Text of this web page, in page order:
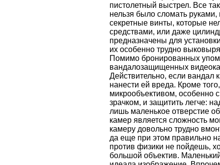
пистолетный выстрел. Все
нельзя было сломать
секретные винты, которые
средствами, или даже
предназначены для
их особенно трудно
Помимо бронированных
вандалозащищенных
Действительно, если вандал
нанести ей вреда. Кроме
микрообъективом, особенно
зрачком, и защитить легче:
лишь маленькое отверстие
камер является сложность
камеру довольно трудно
да еще при этом правильно
против физики не пойдешь,
большой объектив.